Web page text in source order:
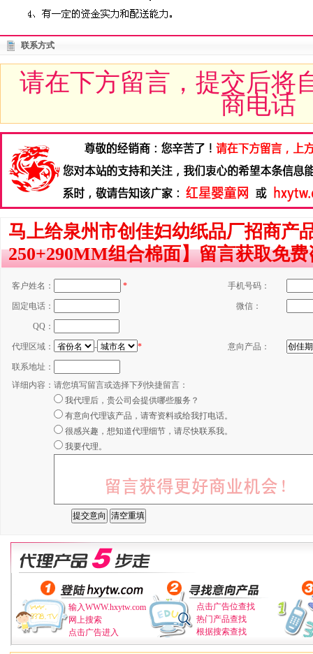
联系方式
请在下方留言，提交后将
商电话
马上给泉州市创佳妇幼纸品厂招商产
250+290MM组合棉面】留言获取免
客户姓名： * 手机号码：
固定电话： 微信：
QQ：
代理区域： - * 意向产品：
联系地址：
详细内容： 请您填写留言或选择下列快捷留言：
我代理后，贵公司会提供哪些服务？
有意向代理该产品，请寄资料或给我打电话。
很感兴趣，想知道代理细节，请尽快联系我。
我要代理。
输入WWW.hxytw.com
网上搜索
点击广告进入
点击广告位查找
热门产品查找
根据搜索查找